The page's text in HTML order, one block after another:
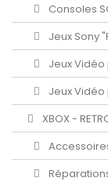
Consoles
Jeux Sony
Jeux
Jeux
XBOX -